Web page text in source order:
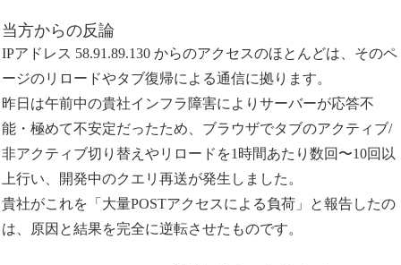
当方からの反論
IPアドレス 58.91.89.130 からのアクセスのほとんどは、そのペ
ージのリロードやタブ復帰による通信に拠ります。
昨日は午前中の貴社インフラ障害によりサーバーが応答不
能・極めて不安定だったため、ブラウザでタブのアクティブ/
非アクティブ切り替えやリロードを1時間あたり数回〜10回以
上行い、開発中のクエリ再送が発生しました。
貴社がこれを「大量POSTアクセスによる負荷」と報告したの
は、原因と結果を完全に逆転させたものです。